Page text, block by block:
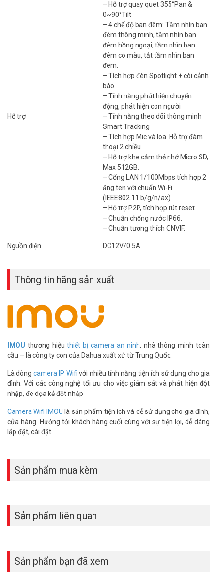
& dọc 0 ~ 90°, IPC-S31FEP đảm bảo hoàn toàn mọi ngóc ngách
trong khu vực bạn quan tâm. Hỗ trợ 4 chế độ nhìn ban đêm cho độ
rõ nét như ban ngày ngay cả khi trời tối. Với chứng nhận chuẩn
IP66, camera có thể sử dụng ngoài trời với các điều kiện thời tiết
khác nhau. Với đèn chiếu tích hợp,IPC-S31FEP 3MPchủ động
khiến những vị khách không chào đón tránh xa khu vực mà bạn
Đảm bảo để bạn can thiệp kịp thời khi có vấn
Imou Cruiser SE+hỗ trợ giám sát phát hiện
chuyển động nhờ trí thông minh nhân tạo AI, đồng thời có thể tự
thiết lập phạm vi giám sát, chỉ cần có người khả nghi đi vào phạm
vi, camera sẽ ngay lập tức phát thông báo cảnh báo đến thiết bị di
động của người dùng và kích hoạt báo động cùng lúc.
Ngoài ra, imou còn tích hợp đèn hồng ngoại hiệu suất cao cung cấp
khả năng giám sát tầm nhìn ban đêm với phạm vi hiệu quả lên đến
Chất lượng hoàn hảo của IMOU IPC-S31FEP
để bạn đặt trọn niềm tin
Yên tâm dùng ở nhiều môi trường khác nhau dưới đa dạng loại hình
thời tiết, camera có khả năng chống nước và chống bụi IP66, giúp
sản phẩm hoạt động hiệu quả để được lắp đặt và sử dụng cả trong
Ngoài việc ghi lại chi tiết, camera công nghệ này còn được tích hợp
đèn chiếu và còi báo động an ninh với âm thanh 110dB, khi có kẻ
hợp micro đàm thoại 2 chiều cho phép người dùng giao tiếp với hiện
trường.
ăng-ten kép và công nghệ 2×2 MIMO, bạn có thể sử dụng wifi hoặc
khe cắm LAN tích hợp, thuận tiện để tìm kiếm hiệu suất mạng ổn
Hỗ trợ
– Hỗ trợ quay quét 355°Pan &
0~90°Tilt
– 4 chế độ ban đêm: Tầm nhìn ban
đêm thông minh, tầm nhìn ban
đêm hồng ngoại, tầm nhìn ban
đêm có màu, tắt tầm nhìn ban
đêm.
– Tích hợp đèn Spotlight + còi cảnh
báo
– Tính năng phát hiện chuyển
động, phát hiện con người
– Tính năng theo dõi thông minh
Smart Tracking
– Tích hợp Mic và loa. Hỗ trợ đàm
thoại 2 chiều
– Hỗ trợ khe cắm thẻ nhớ Micro SD,
Max 512GB.
– Cổng LAN 1/100Mbps tích hợp 2
ăng ten với chuẩn Wi-Fi
(IEEE802.11 b/g/n/ax)
– Hỗ trợ P2P, tích hợp rút reset
– Chuẩn chống nước IP66.
– Chuẩn tương thích ONVIF.
Nguồn điện DC12V/0.5A
Thông tin hãng sản xuất
IMOU thương hiệuthiết bị camera an ninh, nhà thông minh toàn
cầu – là công ty con của Dahua xuất xứ từ Trung Quốc.
Là dòng camera IP Wifi với nhiều tính năng tiện ích sử dụng cho gia
đình. Với các công nghệ tối ưu cho việc giám sát và phát hiện đột
nhập, đe dọa kẻ đột nhập
Camera Wifi IMOU là sản phẩm tiện ích và dễ sử dụng cho gia đình,
cửa hàng. Hướng tới khách hàng cuối cùng với sự tiện lợi, dễ dàng
lắp đặt, cài đặt.
Sản phẩm mua kèm
Sản phẩm liên quan
Sản phẩm bạn đã xem